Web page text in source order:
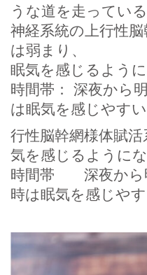
うな道を走っている
神経系統の上行性
は弱まり、
眠気を感じるよう
時間帯： 深夜から
は眠気を感じやすい
行性脳幹網様体賦
気を感じるように
時間帯 深夜から
時は眠気を感じや